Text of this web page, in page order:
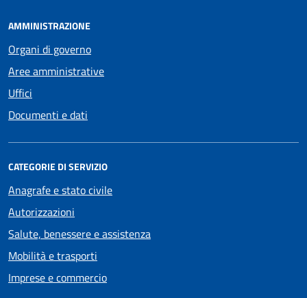
AMMINISTRAZIONE
Organi di governo
Aree amministrative
Uffici
Documenti e dati
CATEGORIE DI SERVIZIO
Anagrafe e stato civile
Autorizzazioni
Salute, benessere e assistenza
Mobilità e trasporti
Imprese e commercio